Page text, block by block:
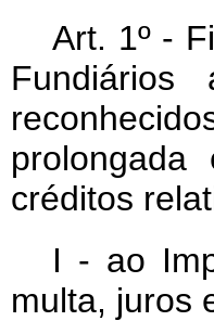
Art. 1º -
Fundiários
créditos
I - ao
multa, juros